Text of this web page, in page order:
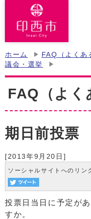
ホーム FAQ（よくあ
議会・選挙
FAQ（よく
期日前投票
[2013年9月20日]
ソーシャルサイトへのリン
投票日当日に予定が
すか。